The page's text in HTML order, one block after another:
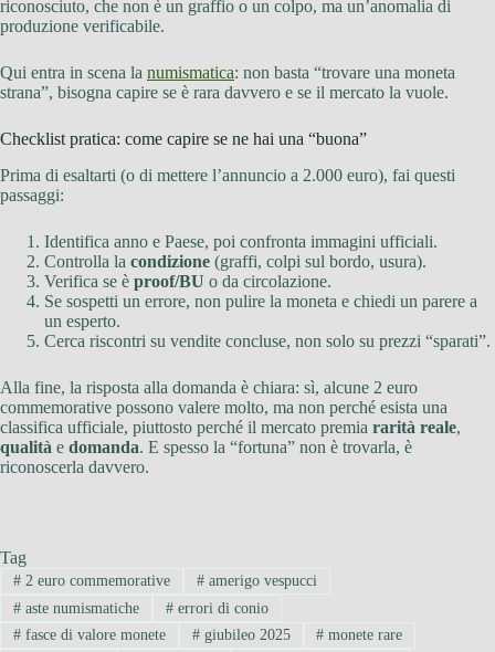
riconosciuto, che non è un graffio o un colpo, ma un’anomalia di
produzione verificabile.
Qui entra in scena la numismatica: non basta “trovare una moneta
strana”, bisogna capire se è rara davvero e se il mercato la vuole.
Checklist pratica: come capire se ne hai una “buona”
Prima di esaltarti (o di mettere l’annuncio a 2.000 euro), fai questi
passaggi:
Identifica anno e Paese, poi confronta immagini ufficiali.
Controlla la condizione (graffi, colpi sul bordo, usura).
Verifica se è proof/BU o da circolazione.
Se sospetti un errore, non pulire la moneta e chiedi un parere a
un esperto.
Cerca riscontri su vendite concluse, non solo su prezzi “sparati”.
Alla fine, la risposta alla domanda è chiara: sì, alcune 2 euro
commemorative possono valere molto, ma non perché esista una
classifica ufficiale, piuttosto perché il mercato premia rarità reale,
qualità e domanda. E spesso la “fortuna” non è trovarla, è
riconoscerla davvero.
Tag
#2 euro commemorative #amerigo vespucci
#aste numismatiche #errori di conio
#fasce di valore monete #giubileo 2025 # monete rare